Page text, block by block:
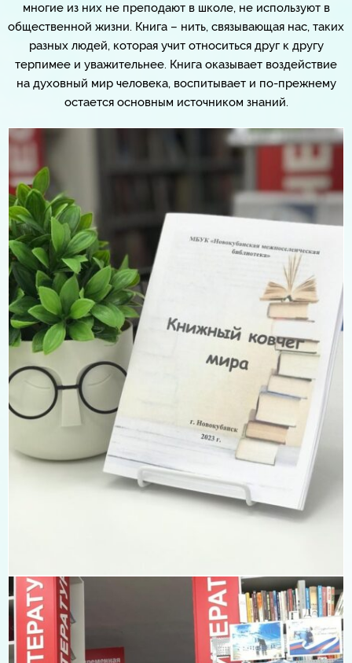
многие из них не преподают в школе, не используют в
общественной жизни. Книга – нить, связывающая нас, таких
разных людей, которая учит относиться друг к другу
терпимее и уважительнее. Книга оказывает воздействие
на духовный мир человека, воспитывает и по-прежнему
остается основным источником знаний.